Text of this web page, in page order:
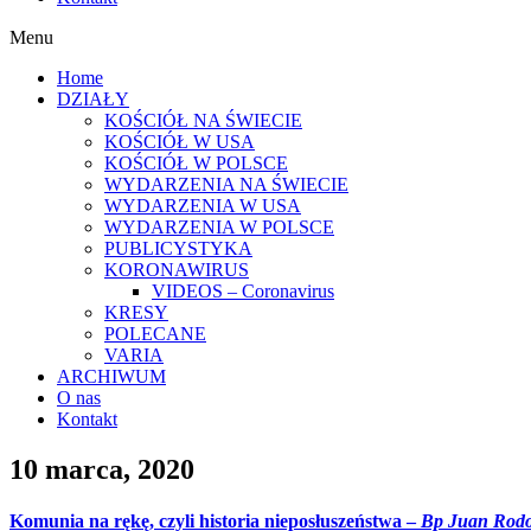
Menu
Home
DZIAŁY
KOŚCIÓŁ NA ŚWIECIE
KOŚCIÓŁ W USA
KOŚCIÓŁ W POLSCE
WYDARZENIA NA ŚWIECIE
WYDARZENIA W USA
WYDARZENIA W POLSCE
PUBLICYSTYKA
KORONAWIRUS
VIDEOS – Coronavirus
KRESY
POLECANE
VARIA
ARCHIWUM
O nas
Kontakt
10 marca, 2020
Komunia na rękę, czyli historia nieposłuszeństwa – Bp Juan